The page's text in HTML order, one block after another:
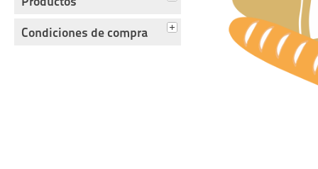
Condiciones de compra